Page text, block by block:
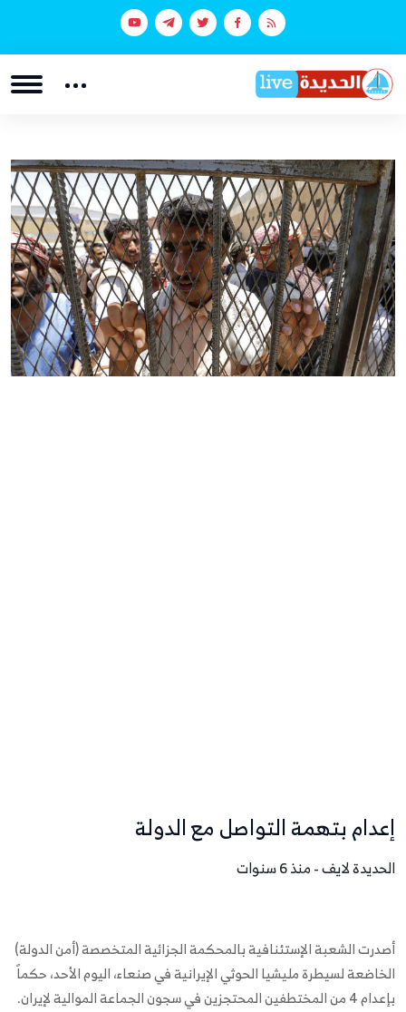
إعدام بتهمة التواصل مع الدولة
الحديدة لايف - منذ 6 سنوات
أصدرت الشعبة الإستئنافية بالمحكمة الجزائية المتخصصة (أمن الدولة)
الخاضعة لسيطرة مليشيا الحوثي الإيرانية في صنعاء، اليوم الأحد، حكماً
بإعدام 4 من المختطفين المحتجزين في سجون الجماعة الموالية لإيران.